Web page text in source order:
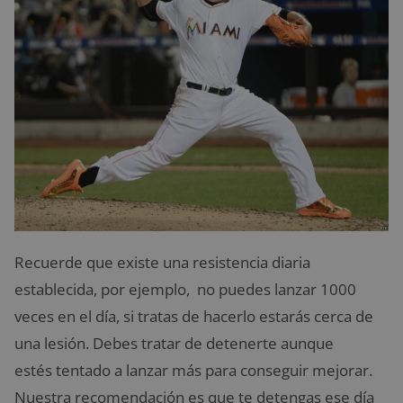
Recuerde que existe una resistencia diaria
establecida, por ejemplo, no puedes lanzar 1000
veces en el día, si tratas de hacerlo estarás cerca de
una lesión. Debes tratar de detenerte aunque
estés tentado a lanzar más para conseguir mejorar.
Nuestra recomendación es que te detengas ese día